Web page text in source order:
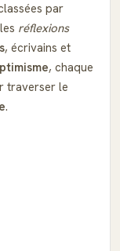
par
réflexions
, écrivains et
, chaque
traverser le
.